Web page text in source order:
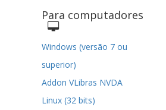
Para computadores
Windows (versão 7 ou
superior)
Addon VLibras NVDA
Linux (32 bits)